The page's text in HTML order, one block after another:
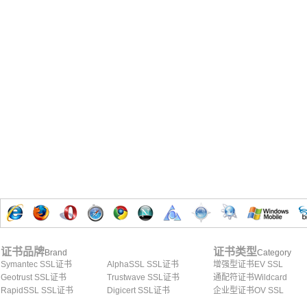
证书品牌Brand
Symantec SSL证书
Geotrust SSL证书
RapidSSL SSL证书
AlphaSSL SSL证书
Trustwave SSL证书
Digicert SSL证书
证书类型Category
增强型证书EV SSL
通配符证书Wildcard
企业型证书OV SSL